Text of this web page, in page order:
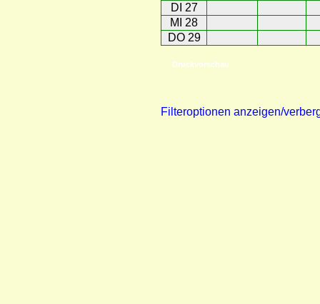
DI 27
MI 28
DO 29
Druckvorschau
Filteroptionen anzeigen/